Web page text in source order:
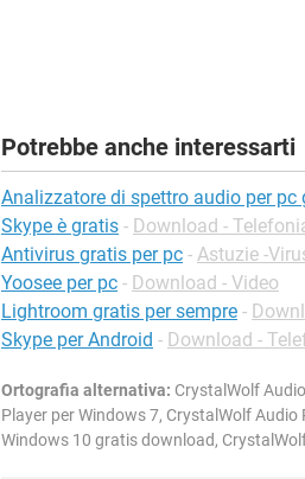
Potrebbe anche interessarti
Analizzatore di spettro audio per pc
Skype è gratis - Download -
Antivirus gratis per pc - Astuzie -
Yoosee per pc - Download - Video
Lightroom gratis per sempre -
Skype per Android - Download -
Ortografia alternativa: CrystalWolf
Player per Windows 7, CrystalWolf
Windows 10 gratis download,